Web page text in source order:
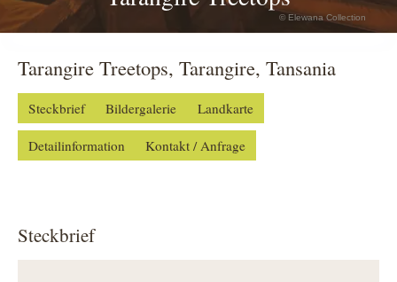
© Elewana Collection
Tarangire Treetops, Tarangire, Tansania
Steckbrief Bildergalerie Landkarte
Detailinformation Kontakt / Anfrage
Steckbrief